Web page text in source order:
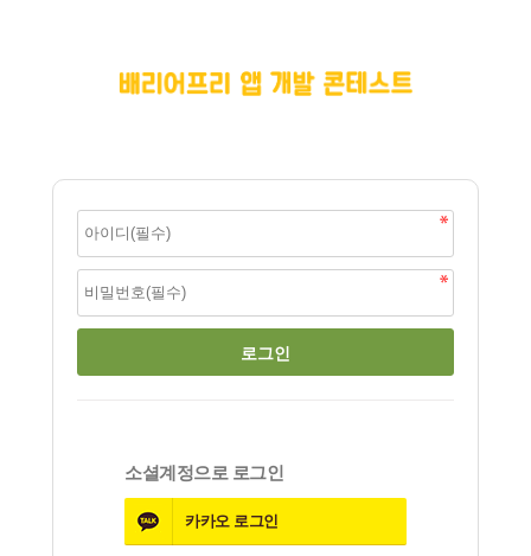
소셜계정으로 로그인
카카오 로그인